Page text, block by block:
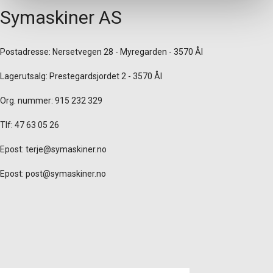
Symaskiner AS
Postadresse: Nersetvegen 28 - Myregarden - 3570 Ål
Lagerutsalg: Prestegardsjordet 2 - 3570 Ål
Org. nummer: 915 232 329
Tlf: 47 63 05 26
Epost: terje@symaskiner.no
Epost: post@symaskiner.no